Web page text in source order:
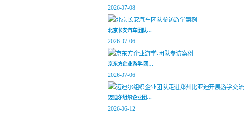
2026-07-08
北京长安汽车团队…
2026-07-06
京东方企业游学-团…
2026-07-06
迈迪尔组织企业团…
2026-06-12